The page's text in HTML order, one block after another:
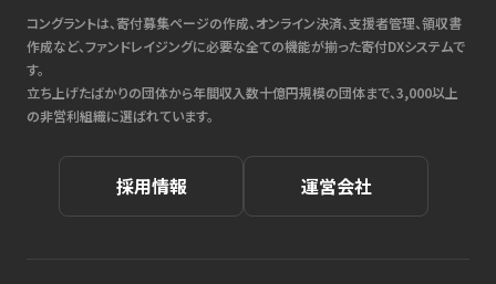
コングラントは、寄付募集ページの作成、オンライン決済、支援者管理、領収書
作成など、ファンドレイジングに必要な全ての機能が揃った寄付DXシステムで
す。
立ち上げたばかりの団体から年間収入数十億円規模の団体まで、3,000以上
の非営利組織に選ばれています。
採用情報 運営会社